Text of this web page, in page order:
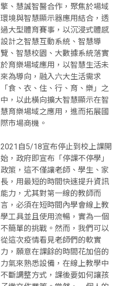
擎、慧誠智醫合作，聚焦於場域
環境與智慧顯示器應用結合，透
過大型體育賽事，以沉浸式體感
設計之智慧互動系統、智慧導
覽、智慧校園、大數據系統落實
於育樂場域應用，以智慧生活未
來為導向，融入六大生活需求
「食、衣、住、行、育、樂」之
中，以此橫向擴大智慧顯示在智
慧育樂場域之應用，進而拓展國
際市場商機。
2021自5/18宣布停止到校上課開
始，政府即宣布「停課不停學」
政策，這不僅讓老師、學生、家
長，用最短的時間快速提升資訊
能力，尤其對第一線的教師而
言，必須在短時間內學會線上教
學工具並且使用流暢，實為一個
不簡單的挑戰。然而，我們可以
從這次疫情看見老師們的軟實
力，願意在課餘的時間花加倍的
力氣來熟悉設備，在線上教學中
不斷調整方式，課後要如何讓孩